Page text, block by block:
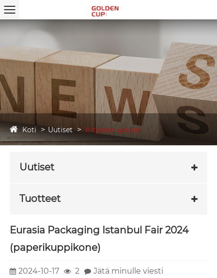
Koti Uutiset Yrityksen uutiset
Uutiset
Tuotteet
Eurasia Packaging Istanbul Fair 2024
(paperikuppikone)
2024-10-17 2
Jätä minulle viesti